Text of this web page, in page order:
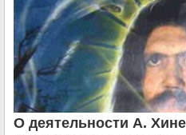
О деятельности А.